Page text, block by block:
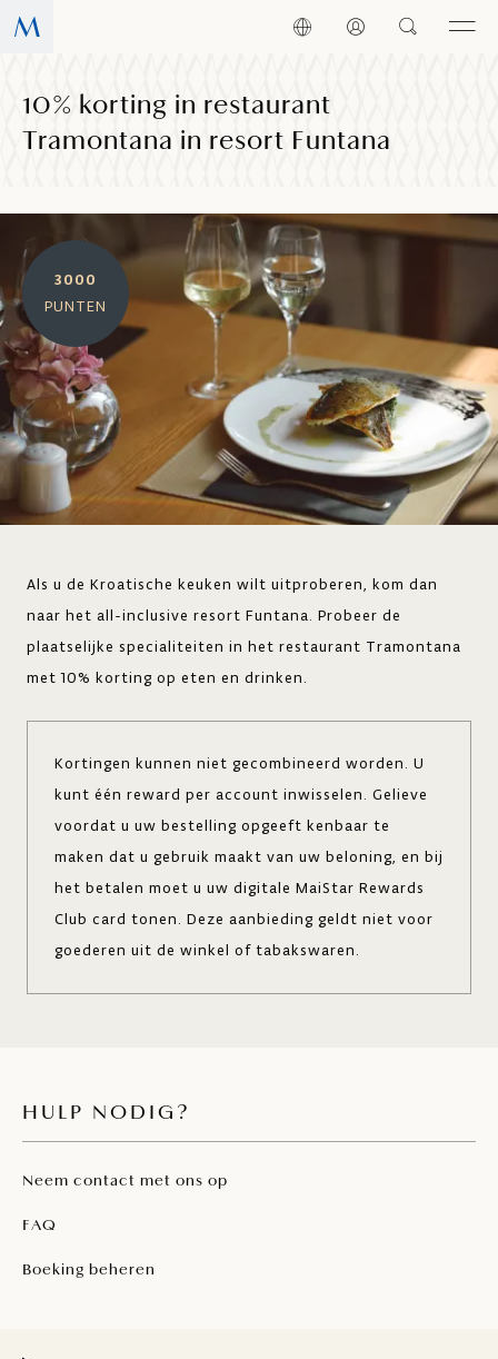
10% korting in restaurant
Tramontana in resort Funtana
3000
PUNTEN
Als u de Kroatische keuken wilt uitproberen, kom dan
naar het all-inclusive resort Funtana. Probeer de
plaatselijke specialiteiten in het restaurant Tramontana
met 10% korting op eten en drinken.
Kortingen kunnen niet gecombineerd worden. U
kunt één reward per account inwisselen. Gelieve
voordat u uw bestelling opgeeft kenbaar te
maken dat u gebruik maakt van uw beloning, en bij
het betalen moet u uw digitale MaiStar Rewards
Club card tonen. Deze aanbieding geldt niet voor
goederen uit de winkel of tabakswaren.
HULP NODIG?
Neem contact met ons op
FAQ
Boeking beheren